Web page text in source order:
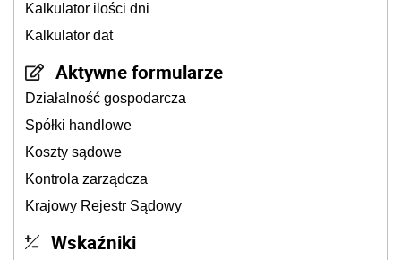
Kalkulator ilości dni
Kalkulator dat
Aktywne formularze
Działalność gospodarcza
Spółki handlowe
Koszty sądowe
Kontrola zarządcza
Krajowy Rejestr Sądowy
Wskaźniki